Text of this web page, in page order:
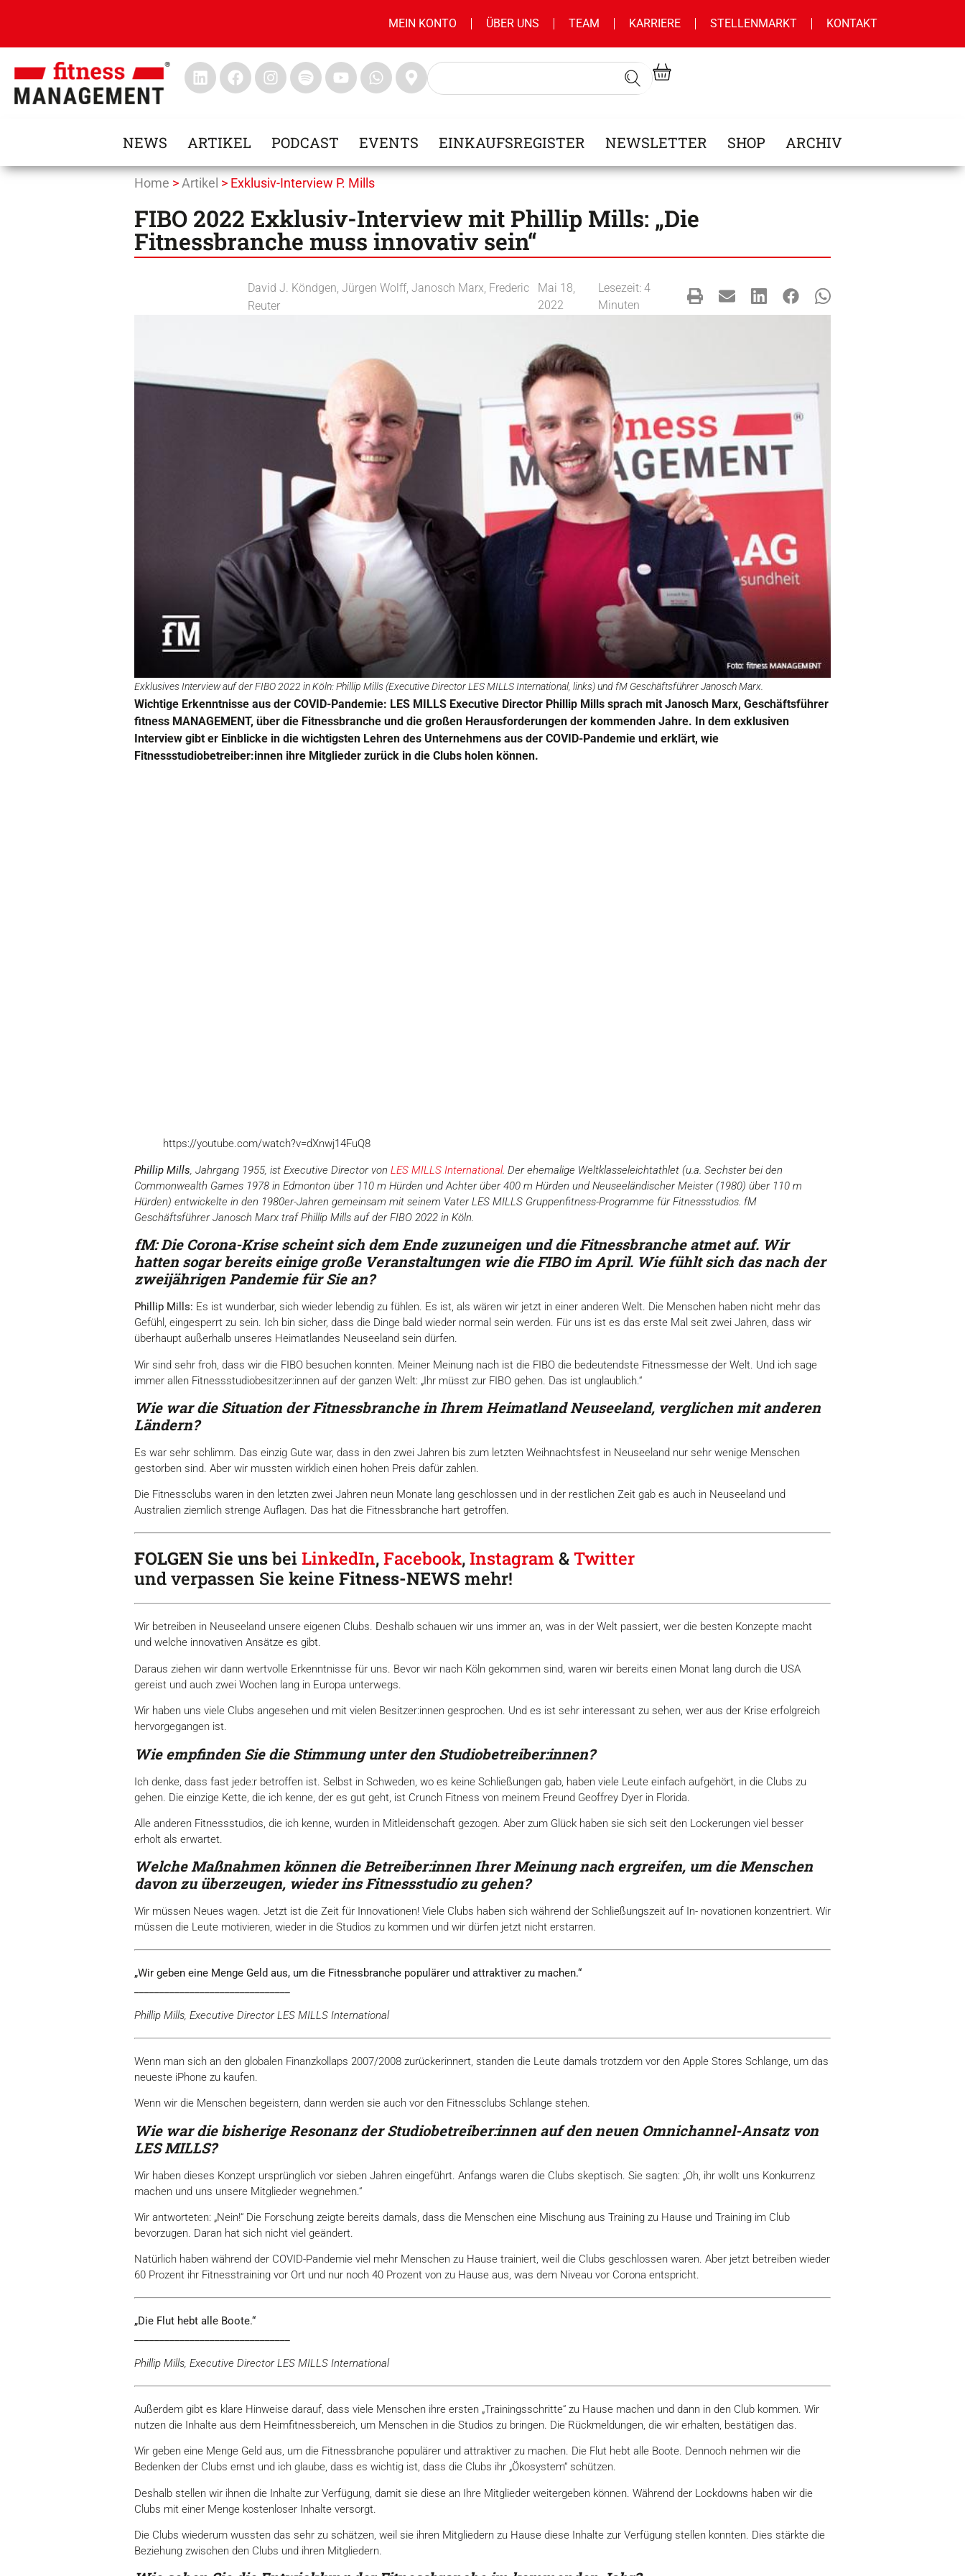
MEIN KONTO ÜBER UNS TEAM KARRIERE STELLENMARKT KONTAKT
NEWS ARTIKEL PODCAST EVENTS EINKAUFSREGISTER NEWSLETTER SHOP ARCHIV
Home > Artikel > Exklusiv-Interview P. Mills
FIBO 2022 Exklusiv-Interview mit Phillip Mills: „Die
Fitnessbranche muss innovativ sein“
David J. Köndgen ,Jürgen Wolff,Janosch Marx Frederic
Reuter
Mai 18,
2022
Lesezeit: 4
Minuten
Exklusives Interview auf der FIBO 2022 in Köln: Phillip Mills (Executive Director LES MILLS International, links) und fM Geschäftsführer Janosch Marx.
Wichtige Erkenntnisse aus der COVID-Pandemie: LES MILLS Executive Director Phillip Mills sprach mit Janosch Marx, Geschäftsführer
fitness MANAGEMENT, über die Fitnessbranche und die großen Herausforderungen der kommenden Jahre. In dem exklusiven
Interview gibt er Einblicke in die wichtigsten Lehren des Unternehmens aus der COVID-Pandemie und erklärt, wie
Fitnessstudiobetreiber:innen ihre Mitglieder zurück in die Clubs holen können.
https://youtube.com/watch?v=dXnwj14FuQ8
Phillip Mills, Jahrgang 1955, ist Executive Director von LES MILLS International. Der ehemalige Weltklasseleichtathlet (u.a. Sechster bei den
Commonwealth Games 1978 in Edmonton über 110 m Hürden und Achter über 400 m Hürden und Neuseeländischer Meister (1980) über 110 m
Hürden) entwickelte in den 1980er-Jahren gemeinsam mit seinem Vater LES MILLS Gruppenfitness-Programme für Fitnessstudios. fM
Geschäftsführer Janosch Marx traf Phillip Mills auf der FIBO 2022 in Köln.
fM: Die Corona-Krise scheint sich dem Ende zuzuneigen und die Fitnessbranche atmet auf. Wir
hatten sogar bereits einige große Veranstaltungen wie die FIBO im April. Wie fühlt sich das nach der
zweijährigen Pandemie für Sie an?
Phillip Mills: Es ist wunderbar, sich wieder lebendig zu fühlen. Es ist, als wären wir jetzt in einer anderen Welt. Die Menschen haben nicht mehr das
Gefühl, eingesperrt zu sein. Ich bin sicher, dass die Dinge bald wieder normal sein werden. Für uns ist es das erste Mal seit zwei Jahren, dass wir
überhaupt außerhalb unseres Heimatlandes Neuseeland sein dürfen.
Wir sind sehr froh, dass wir die FIBO besuchen konnten. Meiner Meinung nach ist die FIBO die bedeutendste Fitnessmesse der Welt. Und ich sage
immer allen Fitnessstudiobesitzer:innen auf der ganzen Welt: „Ihr müsst zur FIBO gehen. Das ist unglaublich.“
Wie war die Situation der Fitnessbranche in Ihrem Heimatland Neuseeland, verglichen mit anderen
Ländern?
Es war sehr schlimm. Das einzig Gute war, dass in den zwei Jahren bis zum letzten Weihnachtsfest in Neuseeland nur sehr wenige Menschen
gestorben sind. Aber wir mussten wirklich einen hohen Preis dafür zahlen.
Die Fitnessclubs waren in den letzten zwei Jahren neun Monate lang geschlossen und in der restlichen Zeit gab es auch in Neuseeland und
Australien ziemlich strenge Auflagen. Das hat die Fitnessbranche hart getroffen.
FOLGEN Sie unsbeiLinkedIn,Facebook,Instagram&Twitter
und verpassen Sie keine Fitness-NEWS mehr!
Wir betreiben in Neuseeland unsere eigenen Clubs. Deshalb schauen wir uns immer an, was in der Welt passiert, wer die besten Konzepte macht
und welche innovativen Ansätze es gibt.
Daraus ziehen wir dann wertvolle Erkenntnisse für uns. Bevor wir nach Köln gekommen sind, waren wir bereits einen Monat lang durch die USA
gereist und auch zwei Wochen lang in Europa unterwegs.
Wir haben uns viele Clubs angesehen und mit vielen Besitzer:innen gesprochen. Und es ist sehr interessant zu sehen, wer aus der Krise erfolgreich
hervorgegangen ist.
Wie empfinden Sie die Stimmung unter den Studiobetreiber:innen?
Ich denke, dass fast jede:r betroffen ist. Selbst in Schweden, wo es keine Schließungen gab, haben viele Leute einfach aufgehört, in die Clubs zu
gehen. Die einzige Kette, die ich kenne, der es gut geht, ist Crunch Fitness von meinem Freund Geoffrey Dyer in Florida.
Alle anderen Fitnessstudios, die ich kenne, wurden in Mitleidenschaft gezogen. Aber zum Glück haben sie sich seit den Lockerungen viel besser
erholt als erwartet.
Welche Maßnahmen können die Betreiber:innen Ihrer Meinung nach ergreifen, um die Menschen
davon zu überzeugen, wieder ins Fitnessstudio zu gehen?
Wir müssen Neues wagen. Jetzt ist die Zeit für Innovationen! Viele Clubs haben sich während der Schließungszeit auf In- novationen konzentriert. Wir
müssen die Leute motivieren, wieder in die Studios zu kommen und wir dürfen jetzt nicht erstarren.
„Wir geben eine Menge Geld aus, um die Fitnessbranche populärer und attraktiver zu machen.“
Phillip Mills, Executive Director LES MILLS International
Wenn man sich an den globalen Finanzkollaps 2007/2008 zurückerinnert, standen die Leute damals trotzdem vor den Apple Stores Schlange, um das
neueste iPhone zu kaufen.
Wenn wir die Menschen begeistern, dann werden sie auch vor den Fitnessclubs Schlange stehen.
Wie war die bisherige Resonanz der Studiobetreiber:innen auf den neuen Omnichannel-Ansatz von
LES MILLS?
Wir haben dieses Konzept ursprünglich vor sieben Jahren eingeführt. Anfangs waren die Clubs skeptisch. Sie sagten: „Oh, ihr wollt uns Konkurrenz
machen und uns unsere Mitglieder wegnehmen.“
Wir antworteten: „Nein!“ Die Forschung zeigte bereits damals, dass die Menschen eine Mischung aus Training zu Hause und Training im Club
bevorzugen. Daran hat sich nicht viel geändert.
Natürlich haben während der COVID-Pandemie viel mehr Menschen zu Hause trainiert, weil die Clubs geschlossen waren. Aber jetzt betreiben wieder
60 Prozent ihr Fitnesstraining vor Ort und nur noch 40 Prozent von zu Hause aus, was dem Niveau vor Corona entspricht.
„Die Flut hebt alle Boote.“
Phillip Mills, Executive Director LES MILLS International
Außerdem gibt es klare Hinweise darauf, dass viele Menschen ihre ersten „Trainingsschritte“ zu Hause machen und dann in den Club kommen. Wir
nutzen die Inhalte aus dem Heimfitnessbereich, um Menschen in die Studios zu bringen. Die Rückmeldungen, die wir erhalten, bestätigen das.
Wir geben eine Menge Geld aus, um die Fitnessbranche populärer und attraktiver zu machen. Die Flut hebt alle Boote. Dennoch nehmen wir die
Bedenken der Clubs ernst und ich glaube, dass es wichtig ist, dass die Clubs ihr „Ökosystem“ schützen.
Deshalb stellen wir ihnen die Inhalte zur Verfügung, damit sie diese an Ihre Mitglieder weitergeben können. Während der Lockdowns haben wir die
Clubs mit einer Menge kostenloser Inhalte versorgt.
Die Clubs wiederum wussten das sehr zu schätzen, weil sie ihren Mitgliedern zu Hause diese Inhalte zur Verfügung stellen konnten. Dies stärkte die
Beziehung zwischen den Clubs und ihren Mitgliedern.